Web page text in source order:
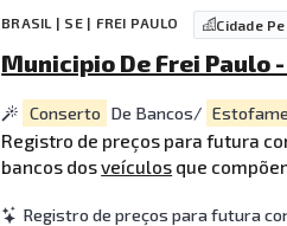
BRASIL | SE | FREI PAULO Cidade
Municipio De Frei Paulo
Conserto De Bancos/
Registro de preços para futura
bancos dosveículos que
Registro de preços para futura